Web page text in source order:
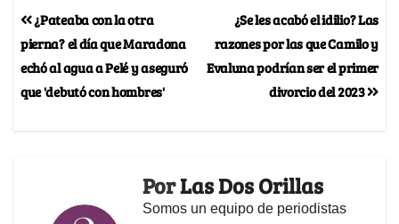
¿Se les acabó el idilio? Las
razones por las que Camilo y
Evaluna podrían ser el primer
divorcio del 2023
¿Pateaba con la otra
pierna? el día que Maradona
echó al agua a Pelé y aseguró
que 'debutó con hombres'
PorLas Dos Orillas
Somos un equipo de periodistas